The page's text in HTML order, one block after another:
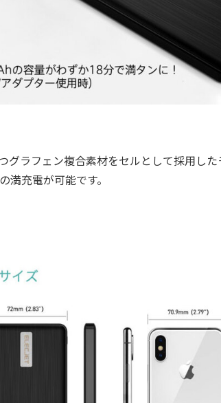
グラフェン複合素材をセルとして採用し
充電が可能です。